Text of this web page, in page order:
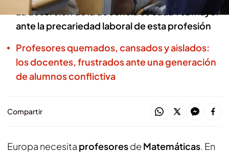
La deserción de la docencia es cada vez mayor
ante la precariedad laboral de esta profesión
Profesores quemados, cansados y aislados:
los docentes, frustrados ante una generación
de alumnos conflictiva
Compartir
Europa necesita profesoresde Matemáticas. En